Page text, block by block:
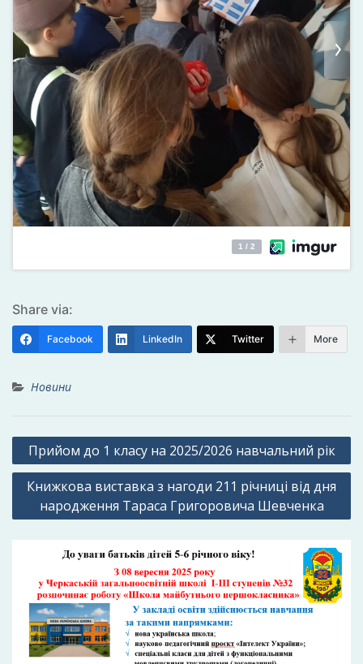
Share via:
Facebook LinkedIn Twitter More
Новини
Навігація
записів
Прийом до 1 класу на 2025/2026 навчальний рік
Книжкова виставка з нагоди 211 річниці від дня
народження Тараса Григоровича Шевченка